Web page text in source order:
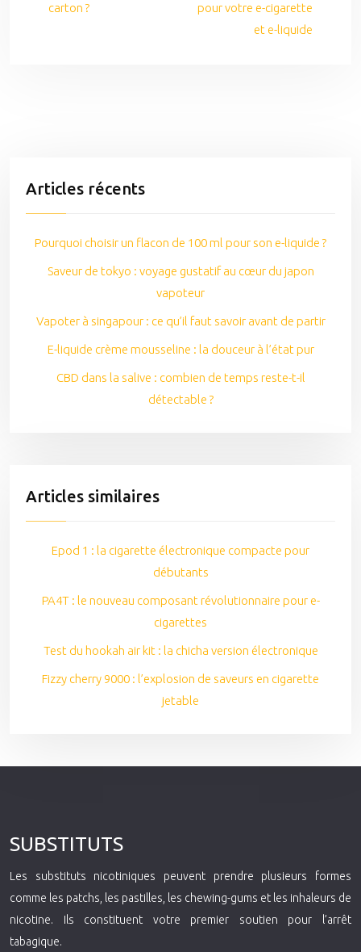
carton ?
pour votre e-cigarette
et e-liquide
Articles récents
Pourquoi choisir un flacon de 100 ml pour son e-liquide ?
Saveur de tokyo : voyage gustatif au cœur du japon
vapoteur
Vapoter à singapour : ce qu’il faut savoir avant de partir
E-liquide crème mousseline : la douceur à l’état pur
CBD dans la salive : combien de temps reste-t-il
détectable ?
Articles similaires
Epod 1 : la cigarette électronique compacte pour
débutants
PA4T : le nouveau composant révolutionnaire pour e-
cigarettes
Test du hookah air kit : la chicha version électronique
Fizzy cherry 9000 : l’explosion de saveurs en cigarette
jetable
SUBSTITUTS
Les substituts nicotiniques peuvent prendre plusieurs formes
comme les patchs, les pastilles, les chewing-gums et les inhaleurs de
nicotine. Ils constituent votre premier soutien pour l’arrêt
tabagique.